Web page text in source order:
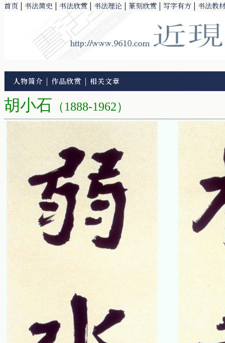
首页 | 书法简史 | 书法欣赏 | 书法理论 | 篆刻欣赏 | 写字有方 | 书法教
人物简介 | 作品欣赏 | 相关文章
胡小石 （1888-1962）